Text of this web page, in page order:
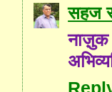
सहज
नाज़ुक